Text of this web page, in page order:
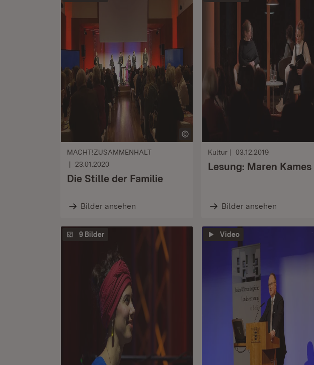
MACHT!ZUSAMMENHALT
23.01.2020
Die Stille der Familie
Bilder ansehen
Kultur 03.12.2019
Lesung: Maren Kames
Bilder ansehen
9 Bilder Video